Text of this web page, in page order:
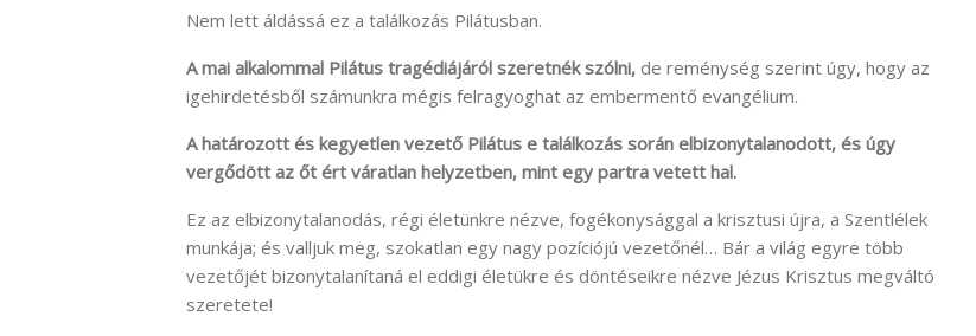
Nem lett áldássá ez a találkozás Pilátusban.
A mai alkalommal Pilátus tragédiájáról szeretnék szólni, de reménység szerint úgy, hogy az
igehirdetésből számunkra mégis felragyoghat az embermentő evangélium.
A határozott és kegyetlen vezető Pilátus e találkozás során elbizonytalanodott, és úgy
vergődött az őt ért váratlan helyzetben, mint egy partra vetett hal.
Ez az elbizonytalanodás, régi életünkre nézve, fogékonysággal a krisztusi újra, a Szentlélek
munkája; és valljuk meg, szokatlan egy nagy pozíciójú vezetőnél… Bár a világ egyre több
vezetőjét bizonytalanítaná el eddigi életükre és döntéseikre nézve Jézus Krisztus megváltó
szeretete!